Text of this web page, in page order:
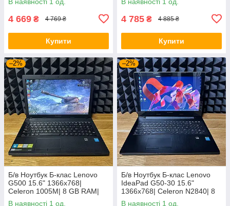
4 669 ₴ 4 769 ₴
Купити
4 785 ₴ 4 885 ₴
Купити
–2%
Б/в Ноутбук Б-клас Lenovo
G500 15.6" 1366x768|
Celeron 1005M| 8 GB RAM|
128 GB SSD| HD
В наявності 1 од.
–2%
Б/в Ноутбук Б-клас Lenovo
IdeaPad G50-30 15.6"
1366x768| Celeron N2840| 8
GB RAM| 128 GB SSD| HD
В наявності 1 од.